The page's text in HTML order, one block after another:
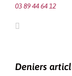
03 89 44 64 12
Deniers